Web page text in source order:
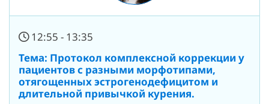
12:55 - 13:35
Тема: Протокол комплексной коррекции у
пациентов с разными морфотипами,
отягощенных эстрогенодефицитом и
длительной привычкой курения.